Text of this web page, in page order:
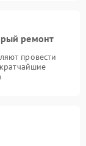
ремонт
провести